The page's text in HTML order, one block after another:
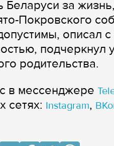
за
Покровского
описал
родительства.
в мессенджере
сетях: Instagram,